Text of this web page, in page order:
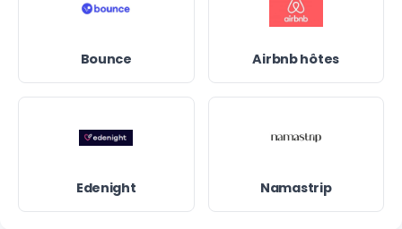
Bounce Airbnb hôtes
Edenight Namastrip